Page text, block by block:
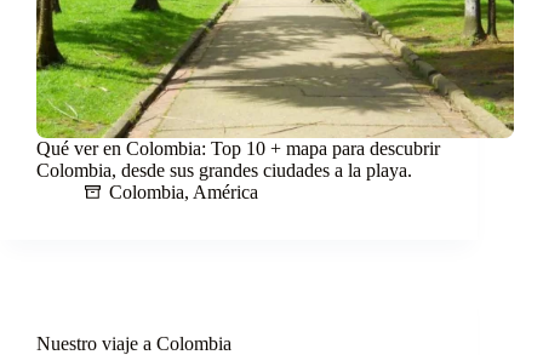
Qué ver en Colombia: Top 10 + mapa para descubrir
Colombia, desde sus grandes ciudades a la playa.
Colombia, América
Nuestro viaje a Colombia